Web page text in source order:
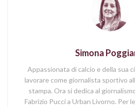
Simona
Appassionata di calcio e della sua
lavorare come giornalista sportivo
stampa. Ora si dedica al
Fabrizio Pucci a Urban Livorno. Per